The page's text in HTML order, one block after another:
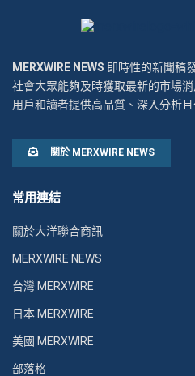
MERXWIRE NEWS 即時性的新聞稿
社會大眾能夠及時獲取最新的市場
用戶和讀者提供高品質、深入分析且
關於 MERXWIRE NEWS
常用連結
關於大洋聯合商訊
MERXWIRE NEWS
台灣 MERXWIRE
日本 MERXWIRE
美國 MERXWIRE
部落格